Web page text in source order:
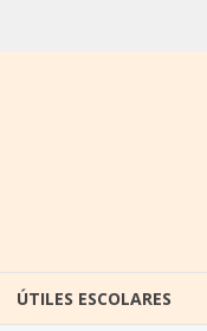
ÚTILES ESCOLARES